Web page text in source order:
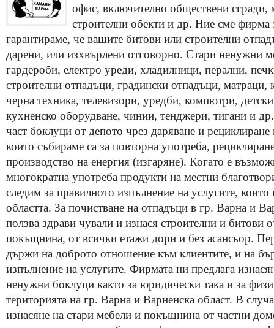
офис, включително обществени сгради,
строителни обекти и др. Ние сме фирма
гарантираме, че вашите битови или строителни
дарени, или изхвърлени отговорно. Стари ненужни
гардероби, електро уреди, хладилници, перални,
строителни отпадъци, градински отпадъци,
черна техника, телевизори, уредби, компютри,
кухненско оборудване, чинии, тенджери, тигани и
част боклуци от депото чрез даряване и
които събираме са за повторна употреба,
производство на енергия (изгаряне). Когато е
многократна употреба продукти на местни
следим за правилното изпълнение на услугите,
областта. За почистване на отпадъци в гр. Варна и
ползва здрави чували и изнася строителни и битови
покъщнина, от всички етажи дори и без асансьор.
държи на доброто отношение към клиентите, и на
изпълнение на услугите. Фирмата ни предлага
ненужни боклуци както за юридически така и за
територията на гр. Варна и Варненска област. В
изнасяне на стари мебели и покъщнина от частни